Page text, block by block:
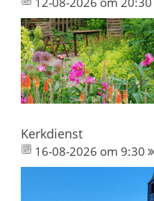
Kerkdienst
16-08-2026 om 9:30